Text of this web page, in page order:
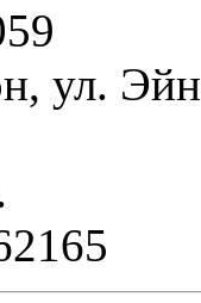
ул.